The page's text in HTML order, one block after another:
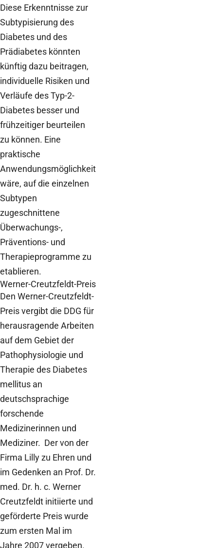
Diese Erkenntnisse zur
Subtypisierung des
Diabetes und des
Prädiabetes könnten
künftig dazu beitragen,
individuelle Risiken und
Verläufe des Typ-2-
Diabetes besser und
frühzeitiger beurteilen
zu können. Eine
praktische
Anwendungsmöglichkeit
wäre, auf die einzelnen
Subtypen
zugeschnittene
Überwachungs-,
Präventions- und
Therapieprogramme zu
etablieren.
Werner-Creutzfeldt-Preis
Den Werner-Creutzfeldt-
Preis vergibt die DDG für
herausragende Arbeiten
auf dem Gebiet der
Pathophysiologie und
Therapie des Diabetes
mellitus an
deutschsprachige
forschende
Medizinerinnen und
Mediziner. Der von der
Firma Lilly zu Ehren und
im Gedenken an Prof. Dr.
med. Dr. h. c. Werner
Creutzfeldt initiierte und
geförderte Preis wurde
zum ersten Mal im
Jahre 2007 vergeben.